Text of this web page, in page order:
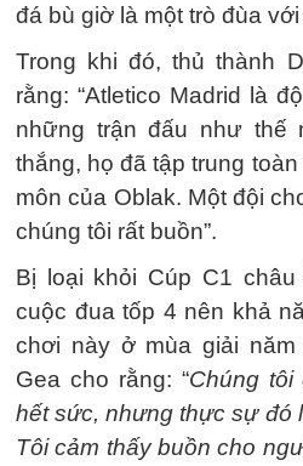
đá bù giờ là một trò đùa
Trong khi đó, thủ thành
rằng: “Atletico Madrid là
những trận đấu như thế
thắng, họ đã tập trung
môn của Oblak. Một đội
chúng tôi rất buồn”.
Bị loại khỏi Cúp C1
cuộc đua tốp 4 nên khả
chơi này ở mùa giải
Gea cho rằng: “Chúng tôi
hết sức, nhưng thực sự đó
Tôi cảm thấy buồn cho